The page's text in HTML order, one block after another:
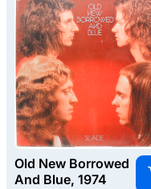
Old New Borrowed
And Blue, 1974